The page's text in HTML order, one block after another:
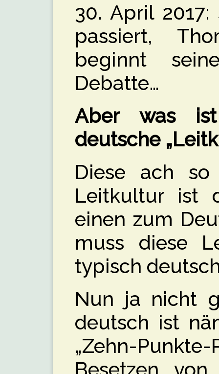
30. April
passiert,
beginnt
Debatte…
Aber was
deutsche
Diese ach so
Leitkultur ist
einen zum
muss diese
typisch
Nun ja nicht
deutsch ist
„Zehn-